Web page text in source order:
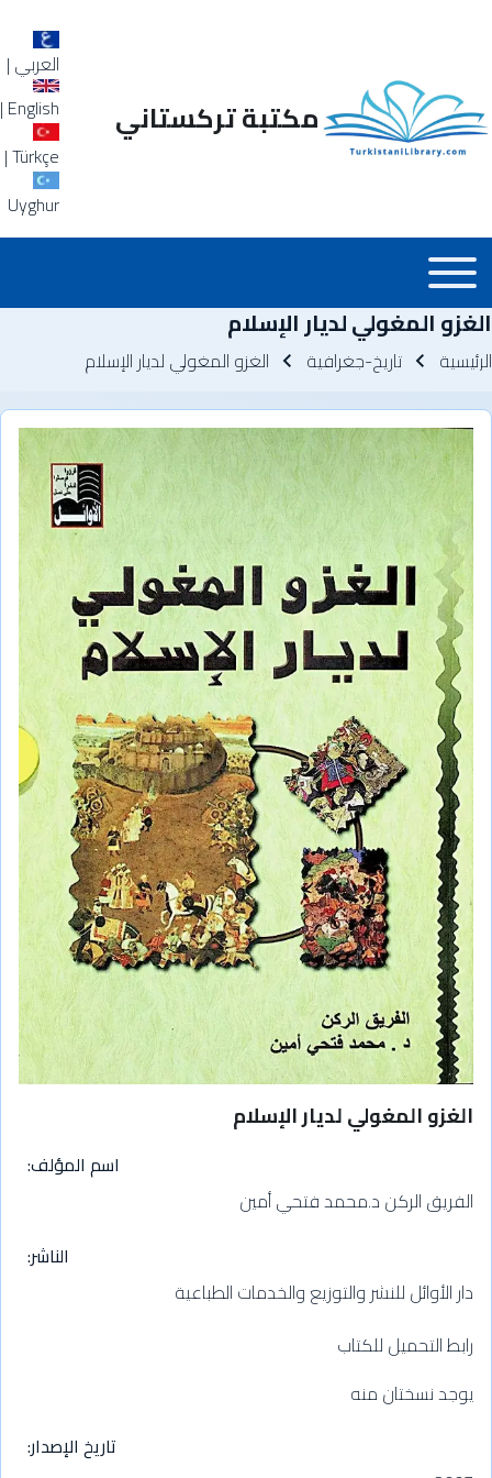
العربي |
English
|
Türkçe
|
Uyghur
مكتبة تركستاني
Main_Menu_ar
Toggle main menu
الغزو المغولي لديار الإسلام
مسار التنقل
الرئيسية تاريخ-جغرافية الغزو المغولي لديار الإسلام
الغزو المغولي لديار الإسلام
اسم المؤلف
الفريق الركن د.محمد فتحي أمين
الناشر
دار الأوائل للنشر والتوزيع والخدمات الطباعية
رابط التحميل للكتاب
يوجد نسختان منه
تاريخ الإصدار